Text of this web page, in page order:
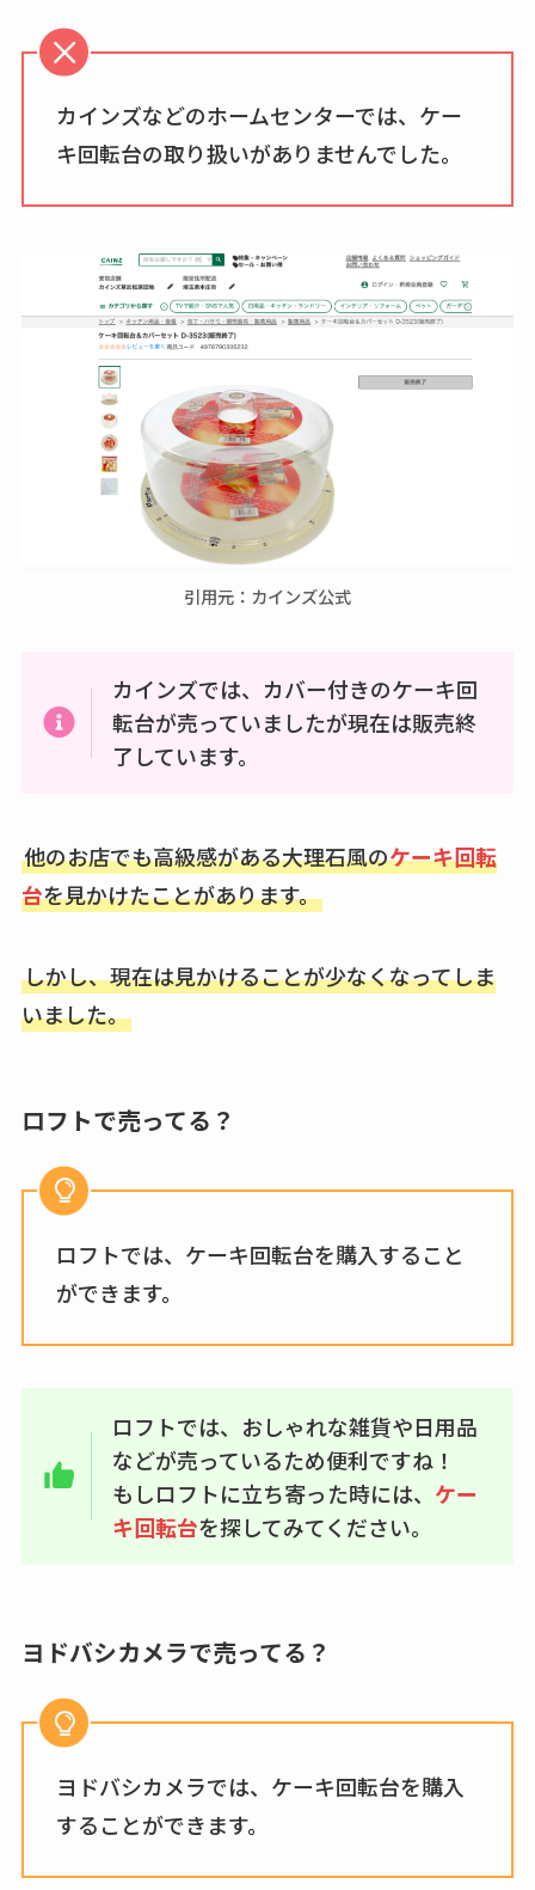
カインズなどのホームセンターでは、ケー
キ回転台の取り扱いがありませんでした。
引用元：カインズ公式
カインズでは、カバー付きのケーキ回
転台が売っていましたが現在は販売終
了しています。
他のお店でも高級感がある大理石風のケーキ回転
台を見かけたことがあります。
しかし、現在は見かけることが少なくなってしま
いました。
ロフトで売ってる？
ロフトでは、ケーキ回転台を購入すること
ができます。
ロフトでは、おしゃれな雑貨や日用品
などが売っているため便利ですね！
もしロフトに立ち寄った時には、 ケー
キ回転台を探してみてください。
ヨドバシカメラで売ってる？
ヨドバシカメラでは、ケーキ回転台を購入
することができます。